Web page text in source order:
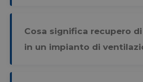
Cosa significa recupero
in un impianto di